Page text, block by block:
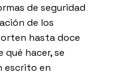
de seguridad
de los
hasta doce
qué hacer, se
escrito en